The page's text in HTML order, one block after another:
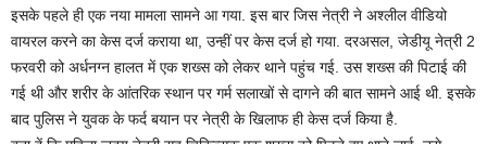
इसके पहले ही एक नया मामला सामने आ गया. इस बार जिस नेत्री ने अश्लील वीडियो
वायरल करने का केस दर्ज कराया था, उन्हीं पर केस दर्ज हो गया. दरअसल, जेडीयू नेत्री 2
फरवरी को अर्धनग्न हालत में एक शख्स को लेकर थाने पहुंच गई. उस शख्स की पिटाई की
गई थी और शरीर के आंतरिक स्थान पर गर्म सलाखों से दागने की बात सामने आई थी. इसके
बाद पुलिस ने युवक के फर्द बयान पर नेत्री के खिलाफ ही केस दर्ज किया है.